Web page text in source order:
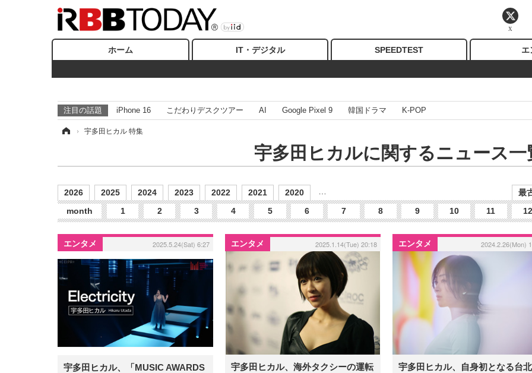
ホーム IT・デジタル SPEEDTEST エ
注目の話題 iPhone 16 こだわりデスクツアー AI Google Pixel 9 韓国ドラマ K-POP
› 宇多田ヒカル 特集
宇多田ヒカルに関するニュース一
2026 2025 2024 2023 2022 2021 2020
最
month
1 2 3 4 5 6 7 8 9 10 11 12
エンタメ 2025.5.24(Sat) 6:27
宇多田ヒカル、「MUSIC AWARDS
エンタメ 2025.1.14(Tue) 20:18
宇多田ヒカル、海外タクシーの運転
エンタメ 2024.2.26(Mon)
宇多田ヒカル、自身初となる台
X